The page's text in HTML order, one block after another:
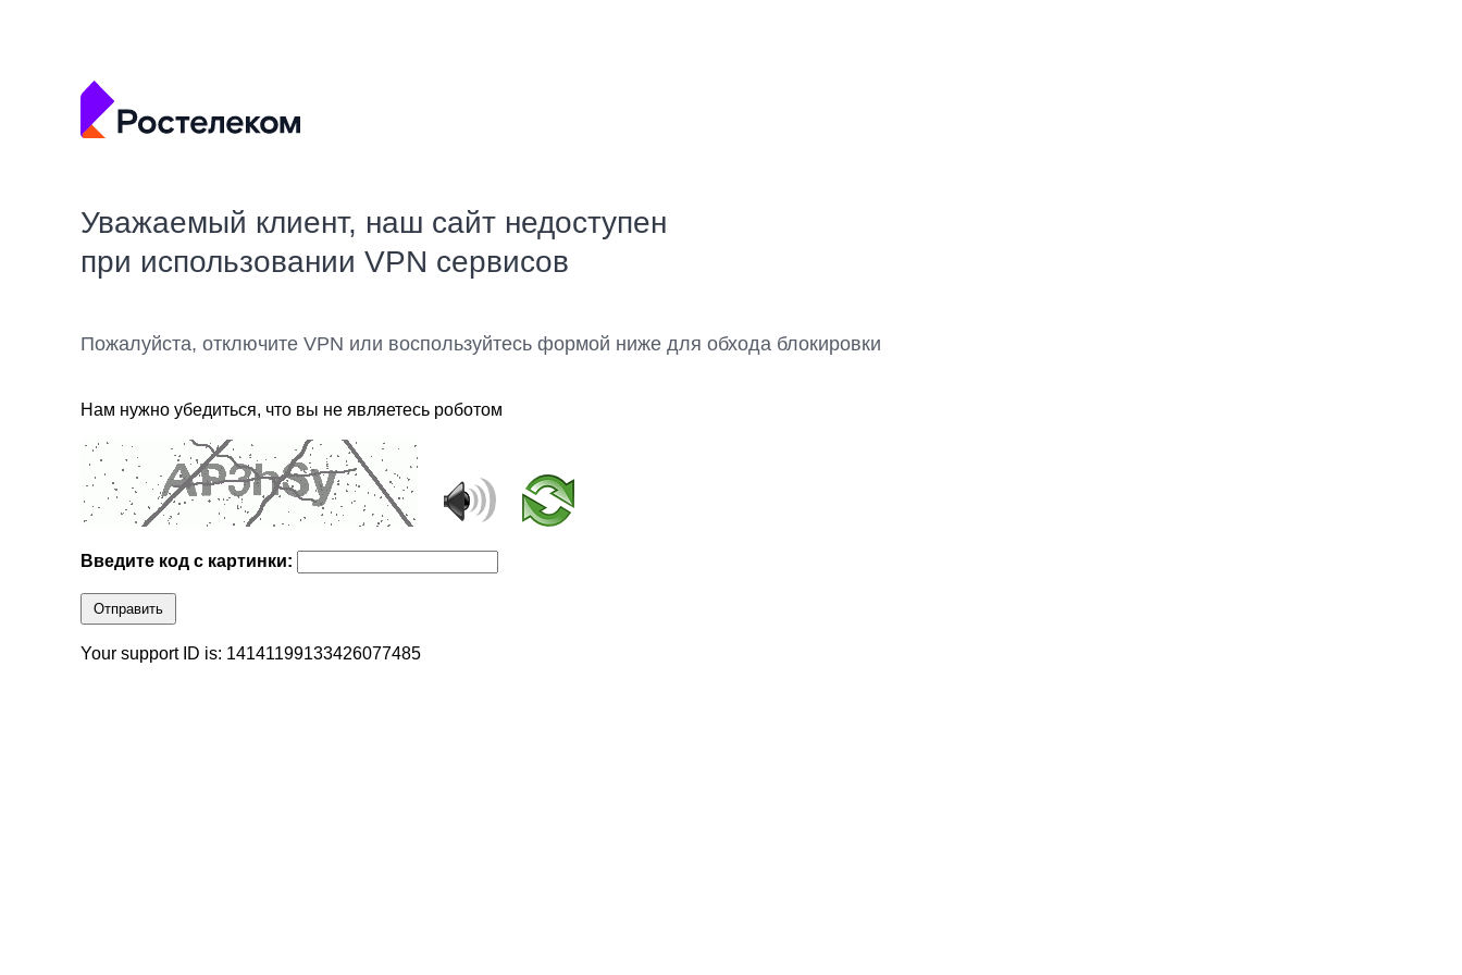
Уважаемый клиент, наш сайт недоступен
при использовании VPN сервисов
Пожалуйста, отключите VPN или воспользуйтесь формой ниже для обхода блокировки
Нам нужно убедиться, что вы не являетесь роботом
Введите код с картинки:
Отправить
Your support ID is: 14141199133426077485